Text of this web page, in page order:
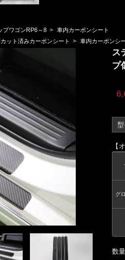
プワゴンRP6～8 > 車内カーボンシート
ット済みカーボンシート > 車内カーボンシ
ス
プ
【
グ
数量